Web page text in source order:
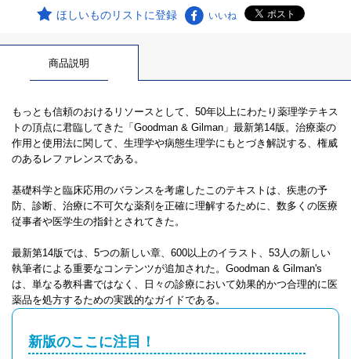
ほしいものリストに登録 いいね
商品説明
もっとも信頼のおけるリソースとして、50年以上にわたり薬理学テキス
トの頂点に君臨してきた「Goodman & Gilman」最新第14版。治療薬の
作用と使用法に関して、生理学や病態生理学にもとづき解説する、権威
のあるレファレンスである。
基礎科学と臨床応用のバランスを考慮したこのテキストは、疾患の予
防、診断、治療に不可欠な薬剤を正確に理解するために、数多くの医療
従事者や医学生の指針とされてきた。
最新第14版では、5つの新しい章、600以上のイラスト、53人の新しい
執筆者による重要なコンテンツが追加された。Goodman & Gilman's
は、単なる教科書ではなく、日々の診療において効果的かつ合理的に医
薬品を処方するための実践的なガイドである。
新版のここに注目！